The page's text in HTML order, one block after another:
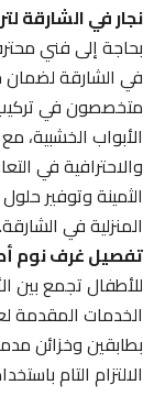
نجار في الشارقة
بحاجة إلى فني محترف
في الشارقة لضمان
متخصصون في تركيب
الأبواب الخشبية، مع
والاحترافية في
الثمينة وتوفير حلول
المنزلية في الشارقة.
تفصيل غرف نوم
للأطفال تجمع بين
الخدمات المقدمة
بطابقين وخزائن
الالتزام التام